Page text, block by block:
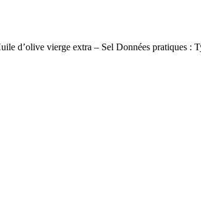
d’olive vierge extra – Sel Données pratiques :